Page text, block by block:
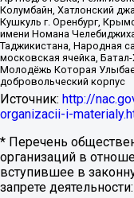
Колумбайн, Хатлонский
Кушкуль г. Оренбург,
имени Номана
Таджикистана, Народная
московская ячейка,
Молодёжь Которая
добровольческий корпус
Источник: http://
organizacii-i-
* Перечень
организаций в
вступившее в
запрете деятельности: